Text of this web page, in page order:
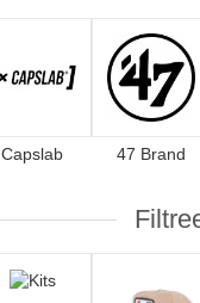
Capslab 47 Brand